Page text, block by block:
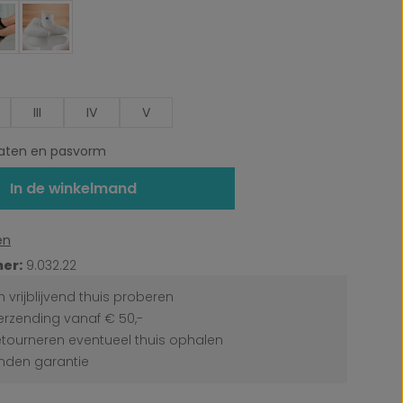
III IV V
en pasvorm
In de winkelmand
9.032.22
vrijblijvend thuis proberen
vanaf € 50,-
eventueel thuis ophalen
garantie